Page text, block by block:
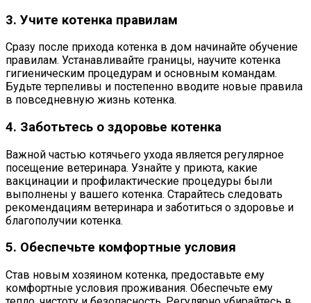
3. Учите котенка правилам
Сразу после прихода котенка в дом начинайте обучение
правилам. Устанавливайте границы, научите котенка
гигиеническим процедурам и основным командам.
Будьте терпеливы и постепенно вводите новые правила
в повседневную жизнь котенка.
4. Заботьтесь о здоровье котенка
Важной частью котячьего ухода является регулярное
посещение ветеринара. Узнайте у приюта, какие
вакцинации и профилактические процедуры были
выполнены у вашего котенка. Старайтесь следовать
рекомендациям ветеринара и заботиться о здоровье и
благополучии котенка.
5. Обеспечьте комфортные условия
Став новым хозяином котенка, предоставьте ему
комфортные условия проживания. Обеспечьте ему